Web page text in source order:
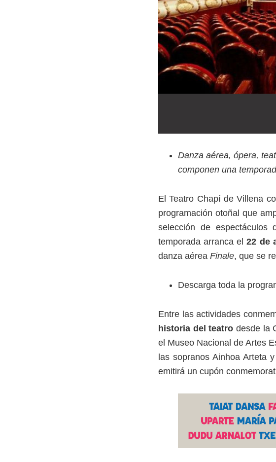
Danza aérea, ópera,
componen una
El Teatro Chapí de Villena
programación otoñal que
selección de
temporada arranca el22 de
danza aérea Finale, que se
Descarga toda la
Entre las actividades
historia del teatro desde la
el Museo Nacional de Artes
las sopranos Ainhoa Arteta
emitirá un cupón